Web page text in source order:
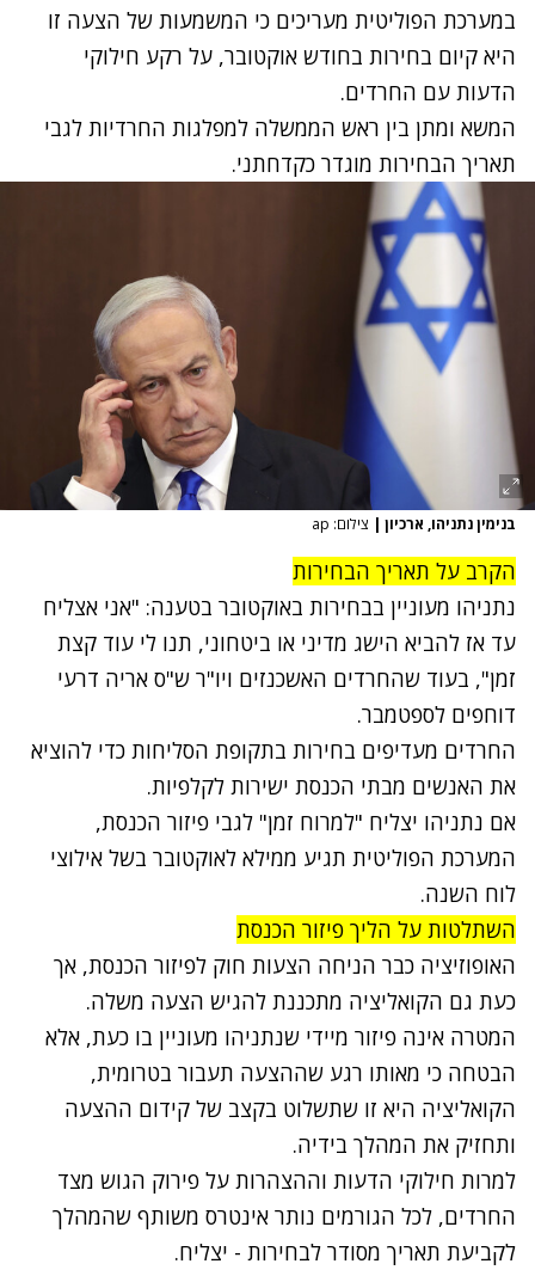
במערכת הפוליטית מעריכים כי המשמעות של הצעה זו
היא קיום בחירות בחודש אוקטובר, על רקע חילוקי
הדעות עם החרדים.
המשא ומתן בין ראש הממשלה למפלגות החרדיות לגבי
תאריך הבחירות מוגדר כקדחתני.
בנימין נתניהו, ארכיון | צילום: ap
הקרב על תאריך הבחירות
נתניהו מעוניין בבחירות באוקטובר בטענה: "אני אצליח
עד אז להביא הישג מדיני או ביטחוני, תנו לי עוד קצת
זמן", בעוד שהחרדים האשכנזים ויו"ר ש"ס אריה דרעי
דוחפים לספטמבר.
החרדים מעדיפים בחירות בתקופת הסליחות כדי להוציא
את האנשים מבתי הכנסת ישירות לקלפיות.
אם נתניהו יצליח "למרוח זמן" לגבי פיזור הכנסת,
המערכת הפוליטית תגיע ממילא לאוקטובר בשל אילוצי
לוח השנה.
השתלטות על הליך פיזור הכנסת
האופוזיציה כבר הניחה הצעות חוק לפיזור הכנסת, אך
כעת גם הקואליציה מתכננת להגיש הצעה משלה.
המטרה אינה פיזור מיידי שנתניהו מעוניין בו כעת, אלא
הבטחה כי מאותו רגע שההצעה תעבור בטרומית,
הקואליציה היא זו שתשלוט בקצב של קידום ההצעה
ותחזיק את המהלך בידיה.
למרות חילוקי הדעות וההצהרות על פירוק הגוש מצד
החרדים, לכל הגורמים נותר אינטרס משותף שהמהלך
לקביעת תאריך מסודר לבחירות - יצליח.